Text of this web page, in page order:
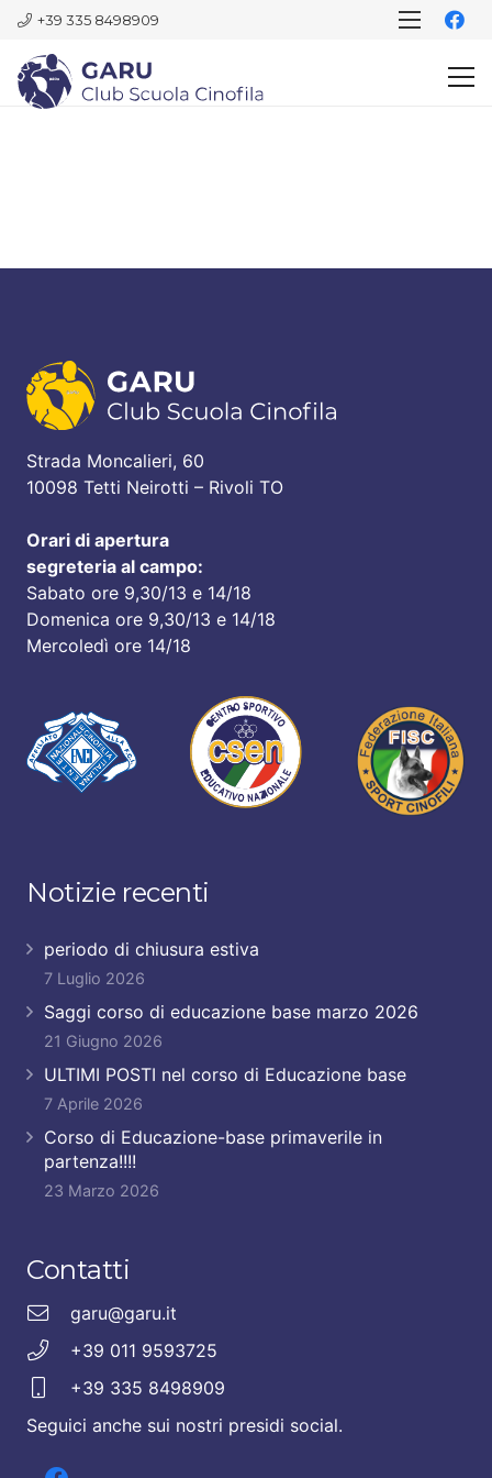
+39 335 8498909
Strada Moncalieri, 60
10098 Tetti Neirotti – Rivoli TO
Orari di apertura
segreteria al campo:
Sabato ore 9,30/13 e 14/18
Domenica ore 9,30/13 e 14/18
Mercoledì ore 14/18
Notizie recenti
periodo di chiusura estiva
7 Luglio 2026
Saggi corso di educazione base marzo 2026
21 Giugno 2026
ULTIMI POSTI nel corso di Educazione base
7 Aprile 2026
Corso di Educazione-base primaverile in
partenza!!!!
23 Marzo 2026
Contatti
garu@garu.it
+39 011 9593725
+39 335 8498909
Seguici anche sui nostri presidi social.